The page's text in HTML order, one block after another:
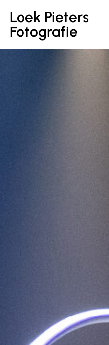
Loek Pieters
Fotografie